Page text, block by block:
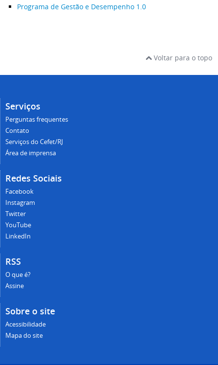
Programa de Gestão e Desempenho 1.0
Voltar para o topo
Serviços
Perguntas frequentes
Contato
Serviços do Cefet/RJ
Área de imprensa
Redes Sociais
Facebook
Instagram
Twitter
YouTube
LinkedIn
RSS
O que é?
Assine
Sobre o site
Acessibilidade
Mapa do site